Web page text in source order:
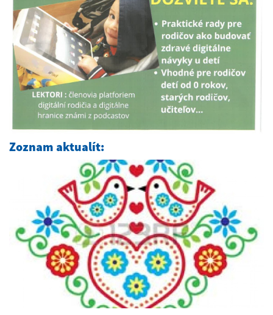
Zoznam aktualít: